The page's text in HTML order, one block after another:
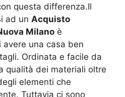
questa differenza.Il
ad un Acquisto
Milano è
una casa ben
Ordinata e facile da
qualità dei materiali oltre
elementi che
Tuttavia ci sono